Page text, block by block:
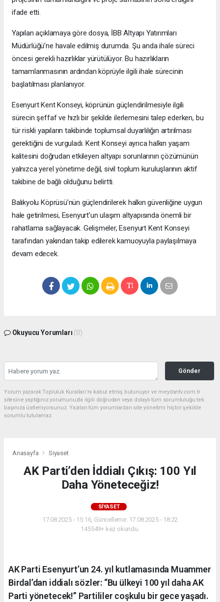
ifade etti.
Yapılan açıklamaya göre dosya, İBB Altyapı Yatırımları
Müdürlüğü’ne havale edilmiş durumda. Şu anda ihale süreci
öncesi gerekli hazırlıklar yürütülüyor. Bu hazırlıkların
tamamlanmasının ardından köprüyle ilgili ihale sürecinin
başlatılması planlanıyor.
Esenyurt Kent Konseyi, köprünün güçlendirilmesiyle ilgili
sürecin şeffaf ve hızlı bir şekilde ilerlemesini talep ederken, bu
tür riskli yapıların takibinde toplumsal duyarlılığın artırılması
gerektiğini de vurguladı. Kent Konseyi ayrıca halkın yaşam
kalitesini doğrudan etkileyen altyapı sorunlarının çözümünün
yalnızca yerel yönetime değil, sivil toplum kuruluşlarının aktif
takibine de bağlı olduğunu belirtti.
Balıkyolu Köprüsü’nün güçlendirilerek halkın güvenliğine uygun
hale getirilmesi, Esenyurt’un ulaşım altyapısında önemli bir
rahatlama sağlayacak. Gelişmeler, Esenyurt Kent Konseyi
tarafından yakından takip edilerek kamuoyuyla paylaşılmaya
devam edecek.
Okuyucu Yorumları (0)
Gönder
Yorum yazarak Topluluk Kuralları’nı kabul etmiş bulunuyor ve meydantv.com.tr
sitesine yaptığınız yorumunuzla ilgili doğrudan veya dolaylı tüm sorumluluğu tek
başınıza üstleniyorsunuz. Yazılan tüm yorumlardan site yönetimi hiçbir şekilde
sorumlu tutulamaz.
Anasayfa Siyaset
AK Parti’den İddialı Çıkış: 100 Yıl
Daha Yöneteceğiz!
SIYASET
17.08.2025 - 15:16, Güncelleme: 17.08.2025 - 18:22
145549+ kez okundu.
AK Parti Esenyurt’un 24. yıl kutlamasında Muammer
Birdal’dan iddialı sözler: “Bu ülkeyi 100 yıl daha AK
Parti yönetecek!” Partililer coşkulu bir gece yaşadı.